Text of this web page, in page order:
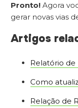
Pronto! Agora
gerar novas vias
Artigos
Relatório de
Como
Relação de